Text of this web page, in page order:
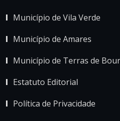
Município de Vila Verde
Município de Amares
Município de Terras de
Estatuto Editorial
Política de Privacidade